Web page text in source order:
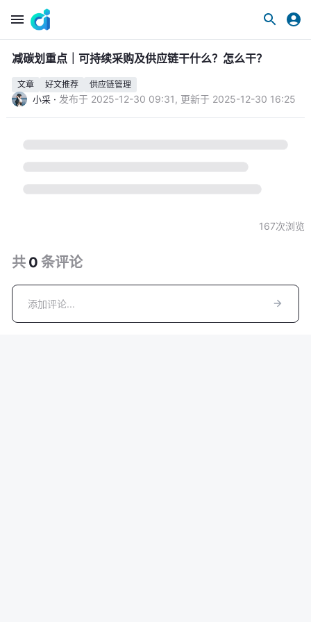
减碳划重点｜可持续采购及供应链干什么？怎么干？
文章 好文推荐 供应链管理
小采 · 发布于 2025-12-30 09:31 , 更新于 2025-12-30 16:25
167次浏览
共 0 条评论